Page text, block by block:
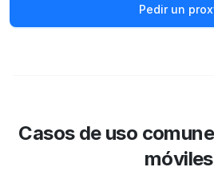
Pedir un
Casos de uso
móviles